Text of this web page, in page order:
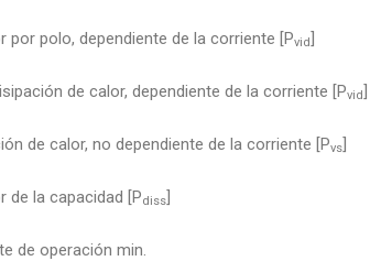
por polo, dependiente de la corriente [Pvid]
de calor, dependiente de la corriente [Pvid]
de calor, no dependiente de la corriente [Pvs]
de la capacidad [Pdiss]
de operación min.